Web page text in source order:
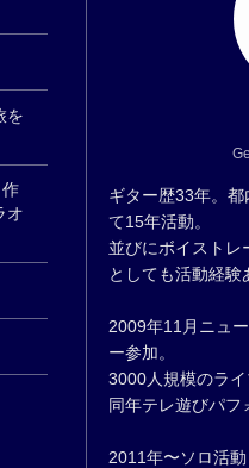
を
オ
ギター歴33年。
て15年活動。
並びにボイストレ
としても活動経験
2009年11月ニュ
ー参加。
3000人規模のライ
同年テレ遊びパフ
2011年〜ソロ活動